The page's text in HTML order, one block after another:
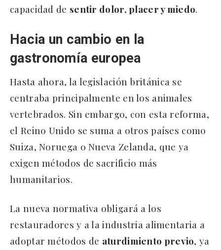
capacidad de sentir dolor, placer y miedo.
Hacia un cambio en la
gastronomía europea
Hasta ahora, la legislación británica se
centraba principalmente en los animales
vertebrados. Sin embargo, con esta reforma,
el Reino Unido se suma a otros países como
Suiza, Noruega o Nueva Zelanda, que ya
exigen métodos de sacrificio más
humanitarios.
La nueva normativa obligará a los
restauradores y a la industria alimentaria a
adoptar métodos de aturdimiento previo, ya